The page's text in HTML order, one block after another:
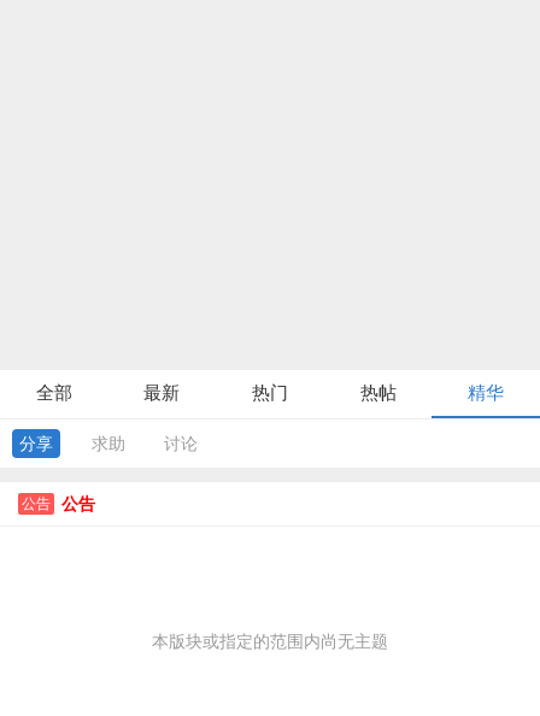
全部 最新 热门 热帖 精华
分享 求助 讨论
公告 公告
本版块或指定的范围内尚无主题